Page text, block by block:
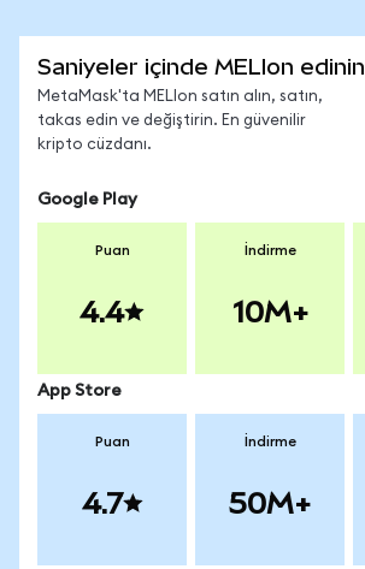
Saniyeler içinde MELIon edinin
MetaMask'ta MELIon satın alın, satın,
takas edin ve değiştirin. En güvenilir
kripto cüzdanı.
Google Play
Puan
4.4
İndirme
10M+
App Store
Puan
4.7
İndirme
50M+